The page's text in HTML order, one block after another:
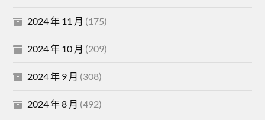
2024 年 11 月 (175)
2024 年 10 月 (209)
2024 年 9 月 (308)
2024 年 8 月 (492)